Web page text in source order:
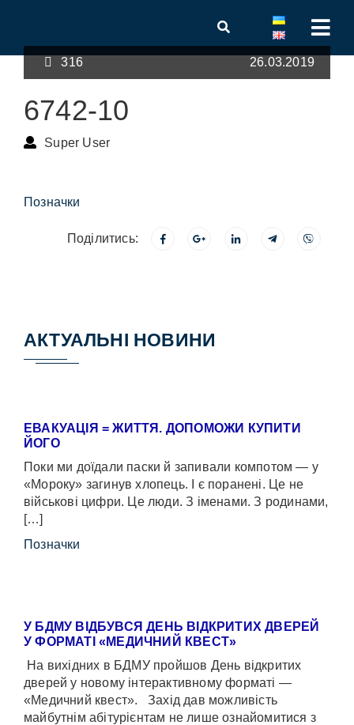
316 26.03.2019
6742-10
Super User
Позначки
Поділитись:
АКТУАЛЬНІ НОВИНИ
ЕВАКУАЦІЯ = ЖИТТЯ. ДОПОМОЖИ КУПИТИ
ЙОГО
Поки ми доїдали паски й запивали компотом — у
«Мороку» загинув хлопець. І є поранені. Це не
військові цифри. Це люди. З іменами. З родинами,
[…]
Позначки
У БДМУ ВІДБУВСЯ ДЕНЬ ВІДКРИТИХ ДВЕРЕЙ
У ФОРМАТІ «МЕДИЧНИЙ КВЕСТ»
На вихідних в БДМУ пройшов День відкритих
дверей у новому інтерактивному форматі —
«Медичний квест». Захід дав можливість
майбутнім абітурієнтам не лише ознайомитися з